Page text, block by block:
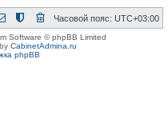
Часовой пояс: UTC+03:00
Software © phpBB Limited
CabinetAdmina.ru
phpBB